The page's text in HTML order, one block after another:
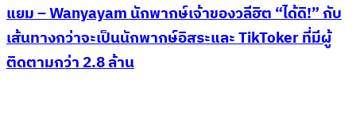
แยม – Wanyayam นักพากษ์เจ้าของวลีฮิต “ได้ดิ!” กับ
เส้นทางกว่าจะเป็นนักพากษ์อิสระและ TikToker ที่มีผู้
ติดตามกว่า 2.8 ล้าน